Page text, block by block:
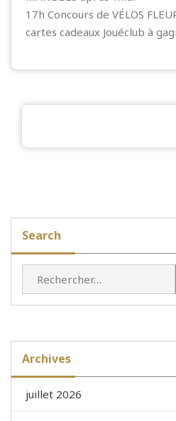
17h Concours de VÉLOS
cartes cadeaux Jouéclub à
Search
Archives
juillet 2026